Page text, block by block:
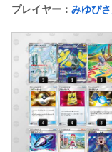
プレイヤー： みゆぴ